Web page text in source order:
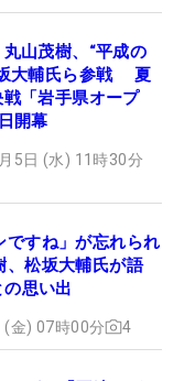
山茂樹、“平成の
大輔氏ら参戦 夏
「岩手県オープ
開幕
5日 (水) 11時30分
ですね」が忘れられ
松坂大輔氏が語
の思い出
(金) 07時00分 4